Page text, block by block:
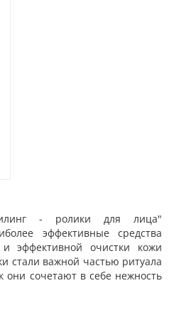
- ролики для лица"
эффективные средства
эффективной очистки кожи
стали важной частью ритуала
они сочетают в себе нежность